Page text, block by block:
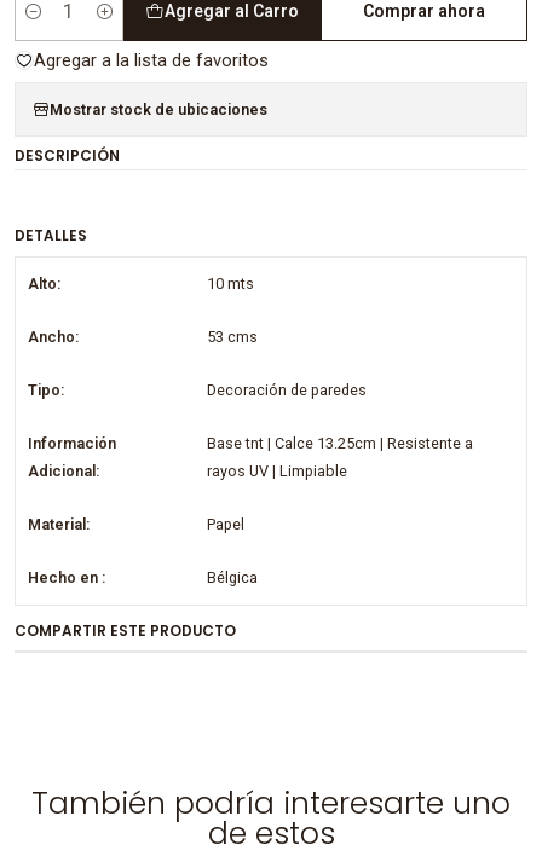
Cantidad
Agregar al Carro Comprar ahora
Agregar a la lista de favoritos
Mostrar stock de ubicaciones
DESCRIPCIÓN
DETALLES
Alto: 10 mts
Ancho: 53 cms
Tipo: Decoración de paredes
Información
Adicional:
Base tnt | Calce 13.25cm | Resistente a
rayos UV | Limpiable
Material: Papel
Hecho en : Bélgica
COMPARTIR ESTE PRODUCTO
También podría interesarte uno
de estos